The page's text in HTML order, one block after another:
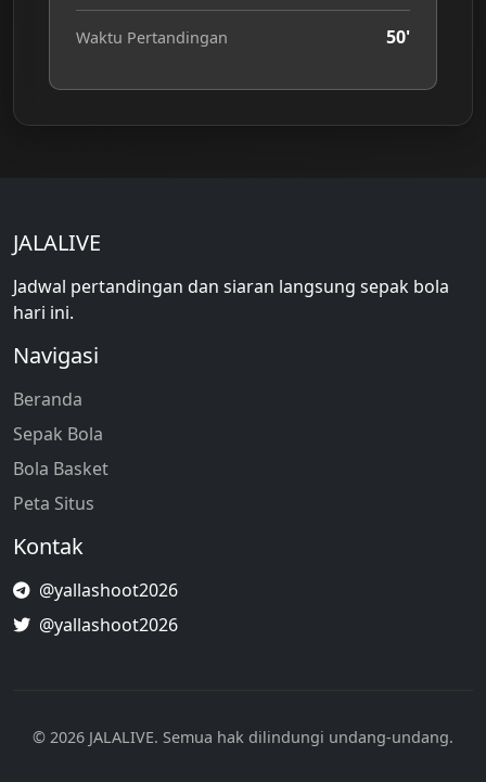
Waktu Pertandingan 50'
JALALIVE
Jadwal pertandingan dan siaran langsung sepak bola
hari ini.
Navigasi
Beranda
Sepak Bola
Bola Basket
Peta Situs
Kontak
@yallashoot2026
@yallashoot2026
© 2026 JALALIVE. Semua hak dilindungi undang-undang.